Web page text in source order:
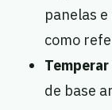
panelas
como
de base